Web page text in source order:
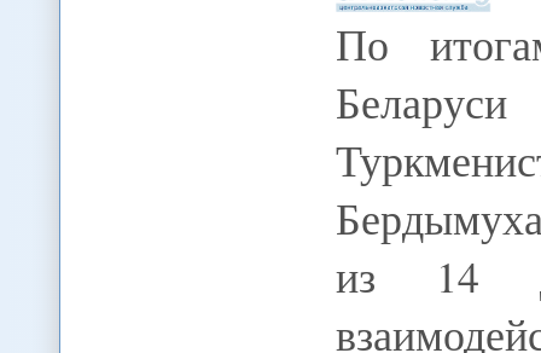
По
из 14